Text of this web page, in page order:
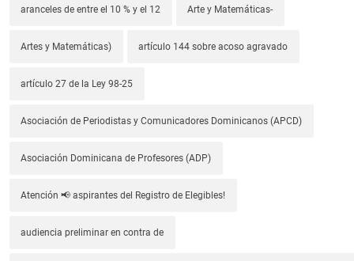
aranceles de entre el 10 % y el 12 Arte y Matemáticas-
Artes y Matemáticas) artículo 144 sobre acoso agravado
artículo 27 de la Ley 98-25
Asociación de Periodistas y Comunicadores Dominicanos (APCD)
Asociación Dominicana de Profesores (ADP)
Atención 📢 aspirantes del Registro de Elegibles!
audiencia preliminar en contra de